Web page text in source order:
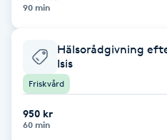
Bröllopsuppsättning
Celluliter
Coachning
90 min
Hälsorådgivning
Isis
Friskvård
950 kr
60 min